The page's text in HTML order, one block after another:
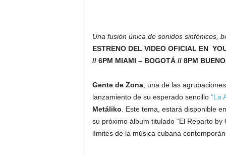
Una fusión única de sonidos sinfónicos,
ESTRENO DEL VIDEO OFICIAL EN
// 6PM MIAMI – BOGOTÁ // 8PM
Gente de Zona, una de las
lanzamiento de su esperado sencillo “La
Metáliko . Este tema, estará disponible
su próximo álbum titulado “El Reparto
límites de la música cubana